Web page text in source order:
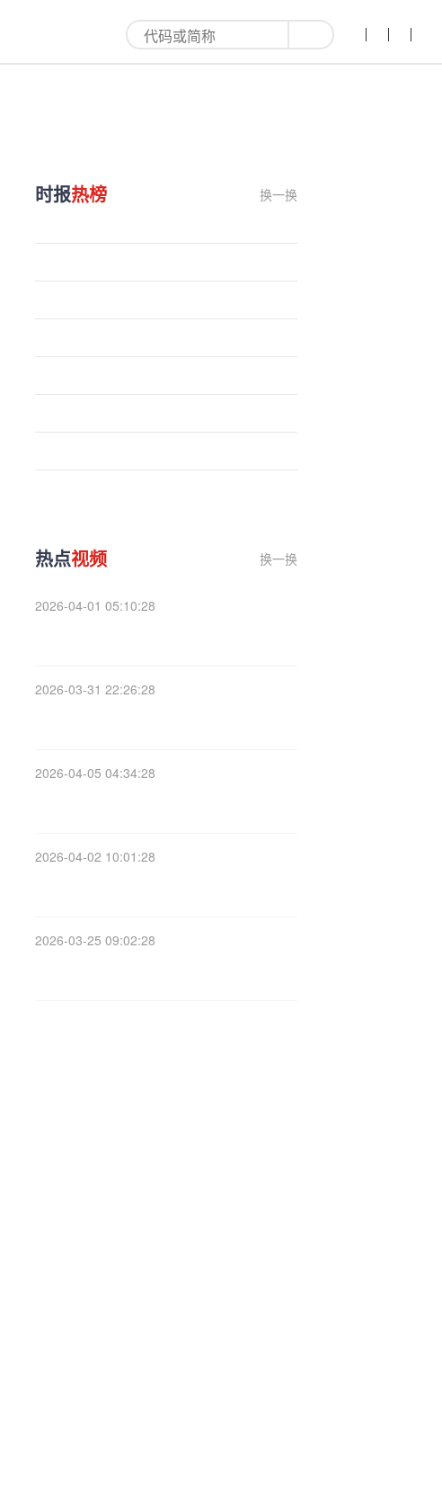
时报热榜 换一换
热点视频 换一换
2026-04-01 05:10:28
2026-03-31 22:26:28
2026-04-05 04:34:28
2026-04-02 10:01:28
2026-03-25 09:02:28